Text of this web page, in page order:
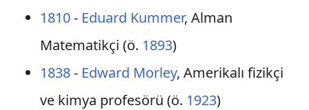
1810- Eduard Kummer, Alman
Matematikçi (ö. 1893)
1838- Edward Morley, Amerikalı fizikçi
ve kimya profesörü (ö. 1923)